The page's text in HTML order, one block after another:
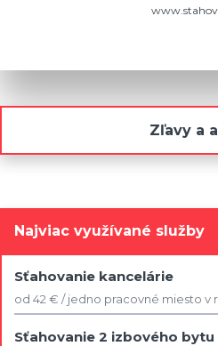
Zľavy a
Najviac využívané služby
Sťahovanie kancelárie
od 42 € / jedno pracovné miesto v
Sťahovanie 2 izbového bytu